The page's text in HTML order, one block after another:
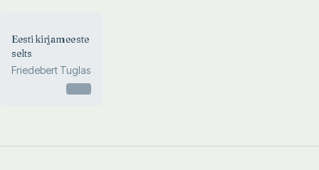
Eesti kirjameeste
selts
Friedebert Tuglas